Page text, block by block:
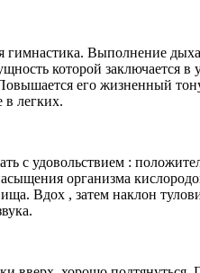
Выполнение
которой
его жизненный
в легких.
с удовольствием :
организма
Вдох , затем наклон